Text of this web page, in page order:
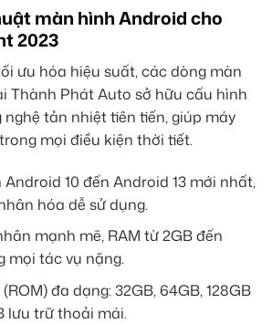
màn hình Android cho
2023
ưu hóa hiệu suất, các dòng màn
Thành Phát Auto sở hữu cấu hình
tản nhiệt tiên tiến, giúp máy
mọi điều kiện thời tiết.
10 đến Android 13 mới nhất,
hóa dễ sử dụng.
mạnh mẽ, RAM từ 2GB đến
mọi tác vụ nặng.
đa dạng: 32GB, 64GB, 128GB
lưu trữ thoải mái.